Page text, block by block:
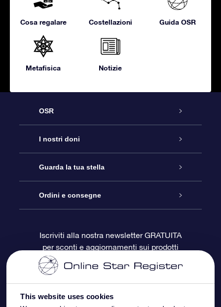
This website uses cookies
Cosa regalare Costellazioni Guida OSR
Metafisica Notizie
OSR
Assistenza
Contattaci
Blog
OSR Recensioni
I nostri doni
Online Star Gift
Pacchetto regalo OSR
Gift Card OSR
Doni aziendali
Guarda la tua stella
Registro stellare
Star Page personalizzata
One Million Stars
OSR Starsaver
Ordini e consegne
Informazioni di Pagamento
Iscriviti alla nostra newsletter GRATUITA
per sconti e aggiornamenti sui prodotti